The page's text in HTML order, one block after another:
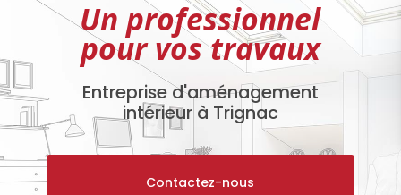
Un professionnel
pour vos travaux
Entreprise d'aménagement
intérieur à Trignac
Contactez-nous